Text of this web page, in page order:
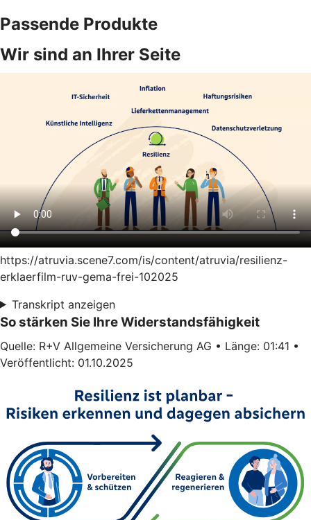
Passende Produkte
Wir sind an Ihrer Seite
https://atruvia.scene7.com/is/content/atruvia/resilienz-
erklaerfilm-ruv-gema-frei-102025
Transkript anzeigen
So stärken Sie Ihre Widerstandsfähigkeit
Quelle: R+V Allgemeine Versicherung AG • Länge: 01:41 •
Veröffentlicht: 01.10.2025